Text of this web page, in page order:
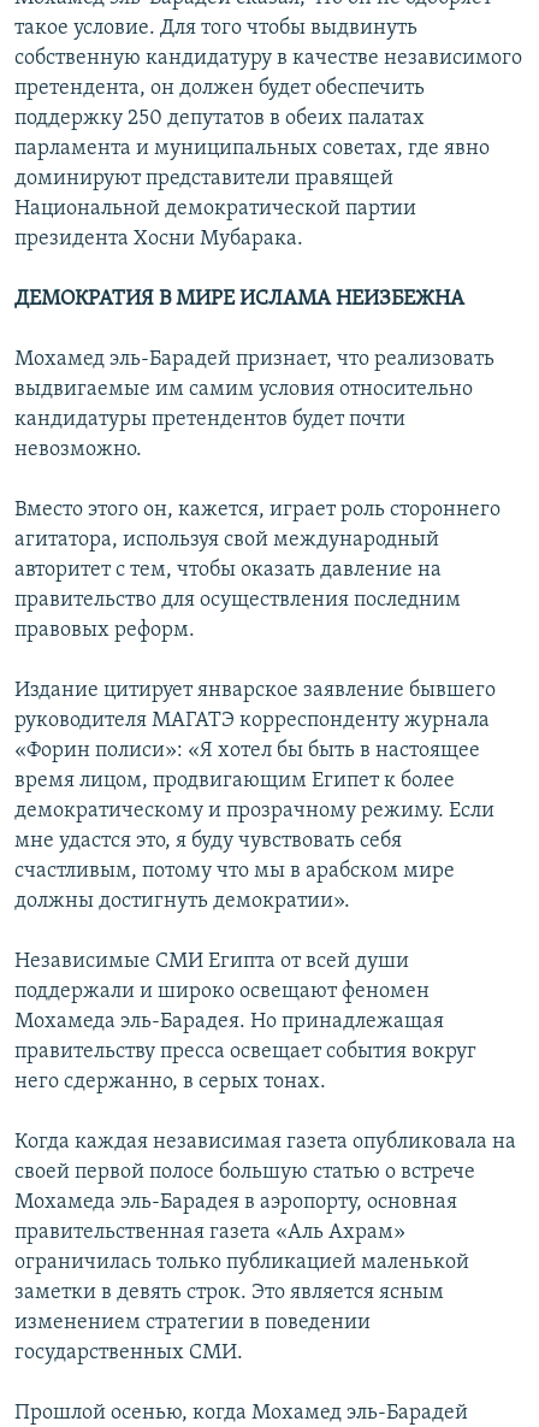
такое условие. Для того чтобы выдвинуть
собственную кандидатуру в качестве независимого
претендента, он должен будет обеспечить
поддержку 250 депутатов в обеих палатах
парламента и муниципальных советах, где явно
доминируют представители правящей
Национальной демократической партии
президента Хосни Мубарака.
ДЕМОКРАТИЯ В МИРЕ ИСЛАМА НЕИЗБЕЖНА
Мохамед эль-Барадей признает, что реализовать
выдвигаемые им самим условия относительно
кандидатуры претендентов будет почти
невозможно.
Вместо этого он, кажется, играет роль стороннего
агитатора, используя свой международный
авторитет с тем, чтобы оказать давление на
правительство для осуществления последним
правовых реформ.
Издание цитирует январское заявление бывшего
руководителя МАГАТЭ корреспонденту журнала
«Форин полиси»: «Я хотел бы быть в настоящее
время лицом, продвигающим Египет к более
демократическому и прозрачному режиму. Если
мне удастся это, я буду чувствовать себя
счастливым, потому что мы в арабском мире
должны достигнуть демократии».
Независимые СМИ Египта от всей души
поддержали и широко освещают феномен
Мохамеда эль-Барадея. Но принадлежащая
правительству пресса освещает события вокруг
него сдержанно, в серых тонах.
Когда каждая независимая газета опубликовала на
своей первой полосе большую статью о встрече
Мохамеда эль-Барадея в аэропорту, основная
правительственная газета «Аль Ахрам»
ограничилась только публикацией маленькой
заметки в девять строк. Это является ясным
изменением стратегии в поведении
государственных СМИ.
Прошлой осенью, когда Мохамед эль-Барадей